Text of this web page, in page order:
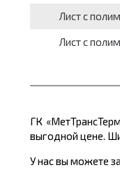
Лист с
Лист с
ГК
выгодной цене.
У нас вы можете